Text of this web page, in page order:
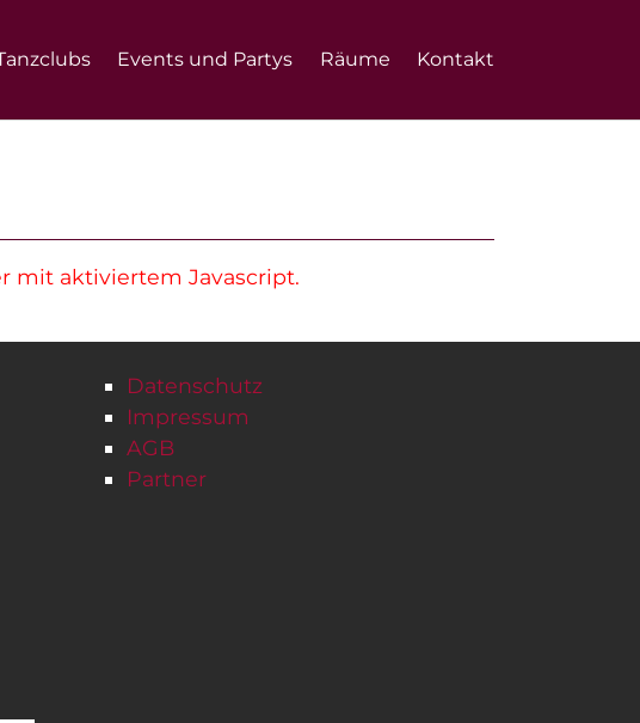
Events und Partys Räume Kontakt
mit aktiviertem Javascript.
Datenschutz
Impressum
AGB
Partner